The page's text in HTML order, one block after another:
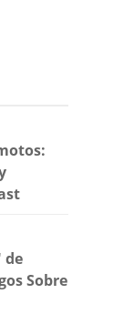
de
Sobre